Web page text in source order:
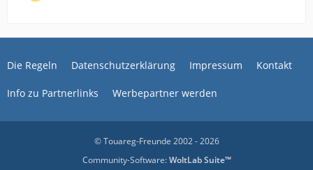
Die Regeln Datenschutzerklärung Impressum Kontakt
Info zu Partnerlinks Werbepartner werden
© Touareg-Freunde 2002 - 2026
Community-Software:WoltLab Suite™